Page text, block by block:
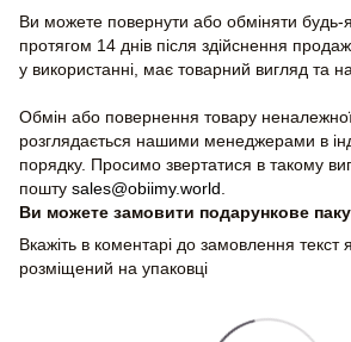
Ви можете повернути або обміняти будь-
протягом 14 днів після здійснення
у використанні, має товарний вигляд та
Обмін або повернення товару неналежної
розглядається нашими менеджерами в
порядку. Просимо звертатися в такому
пошту sales@obiimy.world
Ви можете замовити подарункове
Вкажіть в коментарі до замовлення
розміщений на упаковці